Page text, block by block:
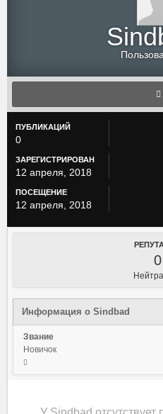
ПУБЛИКАЦИЙ
0
ЗАРЕГИСТРИРОВАН
12 апреля, 2018
ПОСЕЩЕНИЕ
12 апреля, 2018
0
Информация о Sindbad
Звание
Новичок